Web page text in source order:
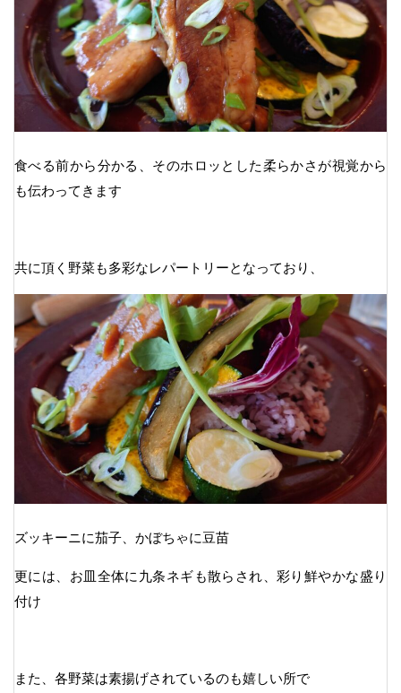
食べる前から分かる、そのホロッとした柔らかさが視覚から
も伝わってきます
共に頂く野菜も多彩なレパートリーとなっており、
ズッキーニに茄子、かぼちゃに豆苗
更には、お皿全体に九条ネギも散らされ、彩り鮮やかな盛り
付け
また、各野菜は素揚げされているのも嬉しい所で